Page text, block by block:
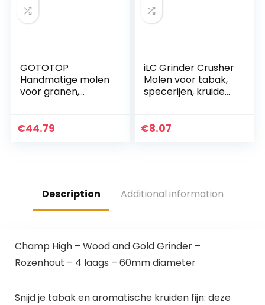
GOTOTOP
Handmatige molen
voor granen,
schaalvruchten.
€44.79
iLC Grinder Crusher
Molen voor tabak,
specerijen, kruiden,
inch – gemaakt
€8.07
Description Additional information
Champ High – Wood and Gold Grinder –
Rozenhout – 4 laags – 60mm diameter
Snijd je tabak en aromatische kruiden fijn: deze